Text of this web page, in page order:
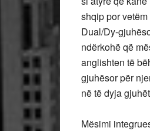
shqip por
Dual/Dy-
ndërkohë që
anglishten të
gjuhësor për
në të dyja
Mësimi